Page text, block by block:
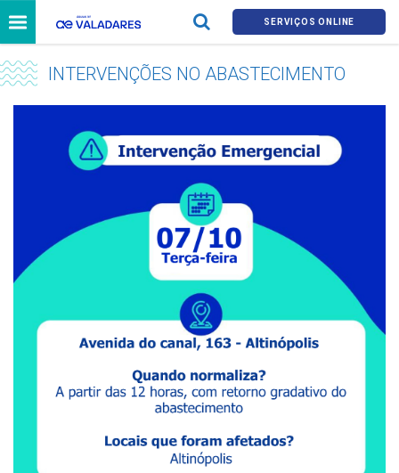
SERVIÇOS ONLINE
INTERVENÇÕES NO ABASTECIMENTO